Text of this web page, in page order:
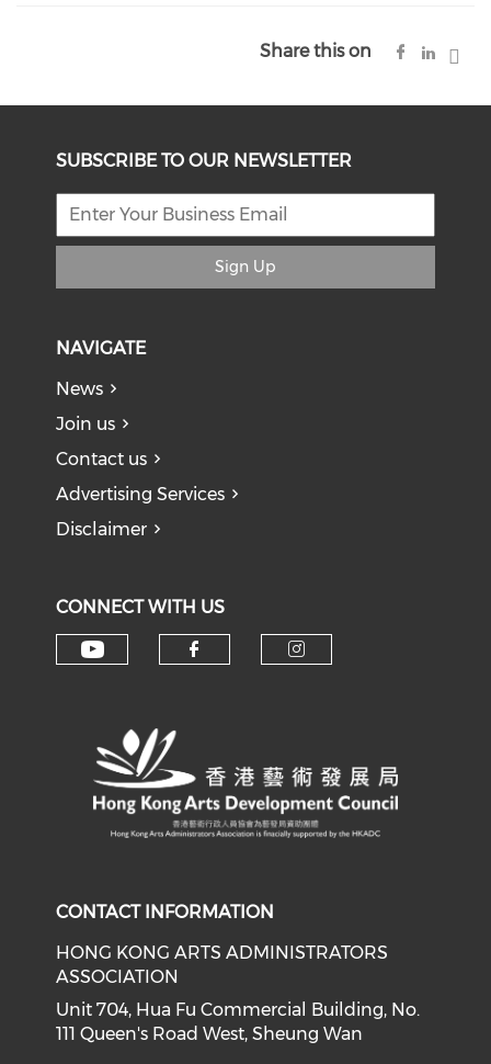
Share this on
SUBSCRIBE TO OUR NEWSLETTER
Sign Up
NAVIGATE
News
Join us
Contact us
Advertising Services
Disclaimer
CONNECT WITH US
CONTACT INFORMATION
HONG KONG ARTS ADMINISTRATORS
ASSOCIATION
Unit 704, Hua Fu Commercial Building, No.
111 Queen's Road West, Sheung Wan